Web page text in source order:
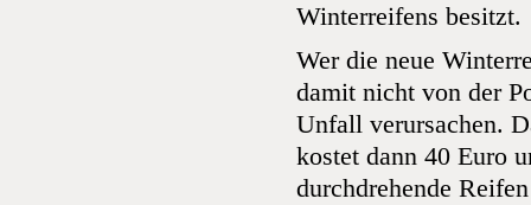
Winterreifens besitzt.
Wer die neue
damit nicht von der
Unfall verursachen.
kostet dann 40 Euro
durchdrehende